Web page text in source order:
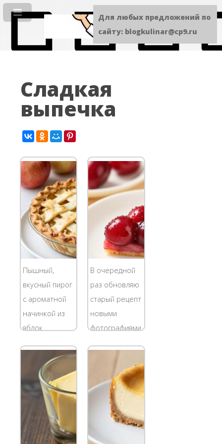
Сладкая
выпечка
Пышный,
вкусный пирог
с ароматной
начинкой из
яблок.
сортом яблок
для домашней
шарлотки
считается
антоновка.
Эти
В очередной
раз обновляю
старый рецепт
новыми
фотографиями.
идеальными.
Штрудель из
вишни "на
фотографирование
" я готовила
Для любых предложений по
сайту: blogkulinar@cp9.ru